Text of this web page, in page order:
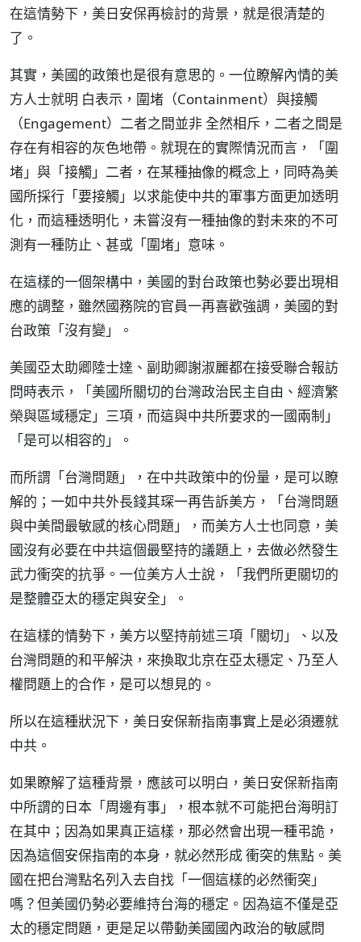
在這情勢下，美日安保再檢討的背景，就是很清楚的
了。
其實，美國的政策也是很有意思的。一位瞭解內情的美
方人士就明 白表示，圍堵（Containment）與接觸
（Engagement）二者之間並非 全然相斥，二者之間是
存在有相容的灰色地帶。就現在的實際情況而言，「圍
堵」與「接觸」二者，在某種抽像的概念上，同時為美
國所採行「要接觸」以求能使中共的軍事方面更加透明
化，而這種透明化，未嘗沒有一種抽像的對未來的不可
測有一種防止、甚或「圍堵」意味。
在這樣的一個架構中，美國的對台政策也勢必要出現相
應的調整，雖然國務院的官員一再喜歡強調，美國的對
台政策「沒有變」。
美國亞太助卿陸士達、副助卿謝淑麗都在接受聯合報訪
問時表示，「美國所關切的台灣政治民主自由、經濟繁
榮與區域穩定」三項，而這與中共所要求的一國兩制」
「是可以相容的」。
而所謂「台灣問題」，在中共政策中的份量，是可以瞭
解的；一如中共外長錢其琛一再告訴美方，「台灣問題
與中美間最敏感的核心問題」，而美方人士也同意，美
國沒有必要在中共這個最堅持的議題上，去做必然發生
武力衝突的抗爭。一位美方人士說，「我們所更關切的
是整體亞太的穩定與安全」。
在這樣的情勢下，美方以堅持前述三項「關切」、以及
台灣問題的和平解決，來換取北京在亞太穩定、乃至人
權問題上的合作，是可以想見的。
所以在這種狀況下，美日安保新指南事實上是必須遷就
中共。
如果瞭解了這種背景，應該可以明白，美日安保新指南
中所謂的日本「周邊有事」，根本就不可能把台海明訂
在其中；因為如果真正這樣，那必然會出現一種弔詭，
因為這個安保指南的本身，就必然形成 衝突的焦點。美
國在把台灣點名列入去自找「一個這樣的必然衝突」
嗎？但美國仍勢必要維持台海的穩定。因為這不僅是亞
太的穩定問題，更是足以帶動美國國內政治的敏感問